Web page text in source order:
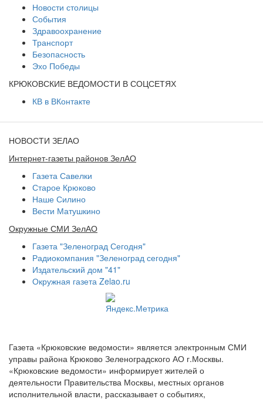
Новости столицы
События
Здравоохранение
Транспорт
Безопасность
Эхо Победы
КРЮКОВСКИЕ ВЕДОМОСТИ В СОЦСЕТЯХ
КВ в ВКонтакте
НОВОСТИ ЗЕЛАО
Интернет-газеты районов ЗелАО
Газета Савелки
Старое Крюково
Наше Силино
Вести Матушкино
Окружные СМИ ЗелАО
Газета "Зеленоград Сегодня"
Радиокомпания "Зеленоград сегодня"
Издательский дом "41"
Окружная газета Zelao.ru
Газета «Крюковские ведомости» является электронным СМИ
управы района Крюково Зеленоградского АО г.Москвы.
«Крюковские ведомости» информирует жителей о
деятельности Правительства Москвы, местных органов
исполнительной власти, рассказывает о событиях,